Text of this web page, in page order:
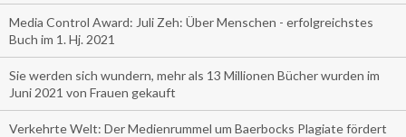
Media Control Award: Juli Zeh: Über Menschen - erfolgreichstes
Buch im 1. Hj. 2021
Sie werden sich wundern, mehr als 13 Millionen Bücher wurden im
Juni 2021 von Frauen gekauft
Verkehrte Welt: Der Medienrummel um Baerbocks Plagiate fördert